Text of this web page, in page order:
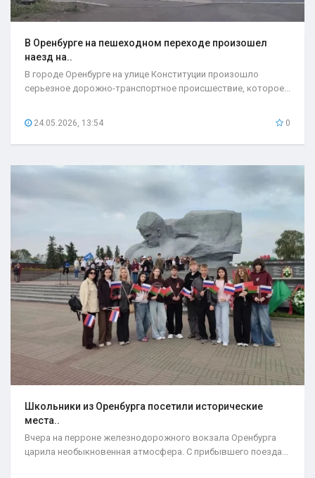
В Оренбурге на пешеходном переходе произошел
наезд на..
В городе Оренбурге на улице Конституции произошло
серьезное дорожно-транспортное происшествие, которое...
24.05.2026, 13:54 0
Школьники из Оренбурга посетили исторические
места..
Вчера на перроне железнодорожного вокзала Оренбурга
царила необыкновенная атмосфера. С прибывшего поезда...